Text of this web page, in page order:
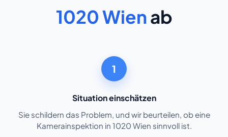
1020 Wienab
1
Situation einschätzen
Sie schildern das Problem, und wir beurteilen, ob eine
Kamerainspektion in 1020 Wien sinnvoll ist.